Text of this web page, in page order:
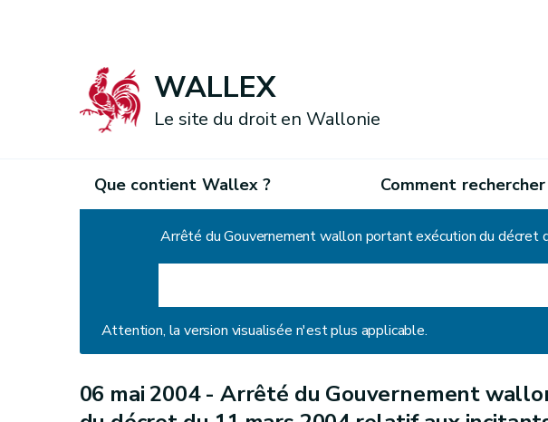
WALLEX
Le site du droit en Wallonie
Que contient Wallex ? Comment rechercher
Attention, la version visualisée n'est plus applicable.
06 mai 2004 - Arrêté du Gouvernement